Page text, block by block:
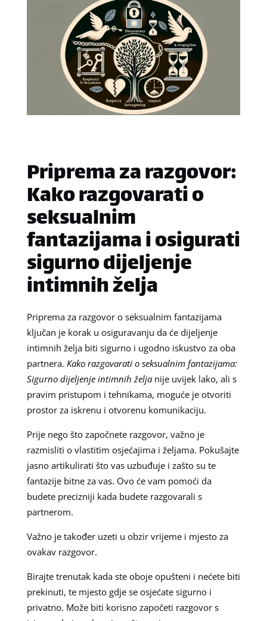
Priprema za razgovor:
Kako razgovarati o
seksualnim
fantazijama i osigurati
sigurno dijeljenje
intimnih želja
Priprema za razgovor o seksualnim fantazijama
ključan je korak u osiguravanju da će dijeljenje
intimnih želja biti sigurno i ugodno iskustvo za oba
partnera. Kako razgovarati o seksualnim fantazijama:
Sigurno dijeljenje intimnih željanije uvijek lako, ali s
pravim pristupom i tehnikama, moguće je otvoriti
prostor za iskrenu i otvorenu komunikaciju.
Prije nego što započnete razgovor, važno je
razmisliti o vlastitim osjećajima i željama. Pokušajte
jasno artikulirati što vas uzbuđuje i zašto su te
fantazije bitne za vas. Ovo će vam pomoći da
budete precizniji kada budete razgovarali s
partnerom.
Važno je također uzeti u obzir vrijeme i mjesto za
ovakav razgovor.
Birajte trenutak kada ste oboje opušteni i nećete biti
prekinuti, te mjesto gdje se osjećate sigurno i
privatno. Može biti korisno započeti razgovor s